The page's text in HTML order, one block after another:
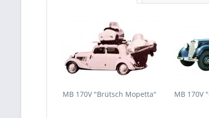
MB 170V "Brütsch Mopetta" MB 170V